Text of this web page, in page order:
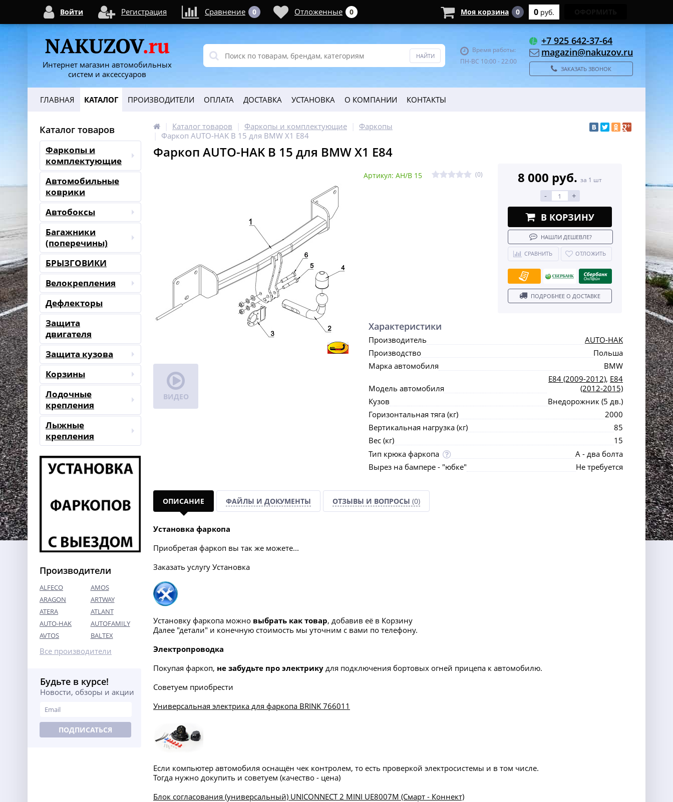
Интернет магазин автомобильных
систем и аксессуаров
Время работы:
ПН-ВС 10:00 - 22:00
+7 925 642-37-64
magazin@nakuzov.ru
ЗАКАЗАТЬ ЗВОНОК
ГЛАВНАЯ КАТАЛОГ ПРОИЗВОДИТЕЛИ ОПЛАТА ДОСТАВКА УСТАНОВКА О КОМПАНИИ КОНТАКТЫ
Каталог товаров
Фаркопы и
комплектующие
Автомобильные
коврики
Автобоксы
Багажники
(поперечины)
БРЫЗГОВИКИ
Велокрепления
Дефлекторы
Защита
двигателя
Защита кузова
Корзины
Лодочные
крепления
Лыжные
крепления
Производители
ALFECO
AMOS
ARAGON
ARTWAY
ATERA
ATLANT
AUTO-HAK
AUTOFAMILY
AVTOS
BALTEX
Все производители
Будьте в курсе!
Новости, обзоры и акции
ПОДПИСАТЬСЯ
Каталог товаров Фаркопы и комплектующие
Фаркопы
Фаркоп AUTO-HAK B 15 для BMW X1 E84
Фаркоп AUTO-HAK B 15 для BMW X1 E84
ВИДЕО
Артикул: AH/B 15 (0) 8 000 руб. за 1 шт
- +
В КОРЗИНУ
НАШЛИ ДЕШЕВЛЕ?
СРАВНИТЬ ОТЛОЖИТЬ
ПОДРОБНЕЕ О ДОСТАВКЕ
Характеристики
Производитель
AUTO-HAK
Производство
Польша
Марка автомобиля
BMW
Модель автомобиля
E84 (2009-2012), E84
(2012-2015)
Кузов
Внедорожник (5 дв.)
Горизонтальная тяга (кг)
2000
Вертикальная нагрузка (кг)
85
Вес (кг)
15
Тип крюка фаркопа
А - два болта
Вырез на бампере - "юбке"
Не требуется
ОПИСАНИЕ ФАЙЛЫ И ДОКУМЕНТЫ ОТЗЫВЫ И ВОПРОСЫ (0)
Установка фаркопа
Приобретая фаркоп вы так же можете...
Заказать услугу Установка
Установку фаркопа можно выбрать как товар, добавив её в Корзину
Далее "детали" и конечную стоимость мы уточним с вами по телефону.
Электропроводка
Покупая фаркоп, не забудьте про электрику для подключения бортовых огней прицепа к автомобилю.
Советуем приобрести
Универсальная электрика для фаркопа BRINK 766011
Если компьютер автомобиля оснащён чек контролем, то есть проверкой электросистемы и в том числе.
Тогда нужно докупить и советуем (качество - цена)
Блок согласования (универсальный) UNICONNECT 2 MINI UE8007M (Смарт - Коннект)
Войти Регистрация Сравнение 0 Отложенные 0 Моя корзина 0 0 руб.